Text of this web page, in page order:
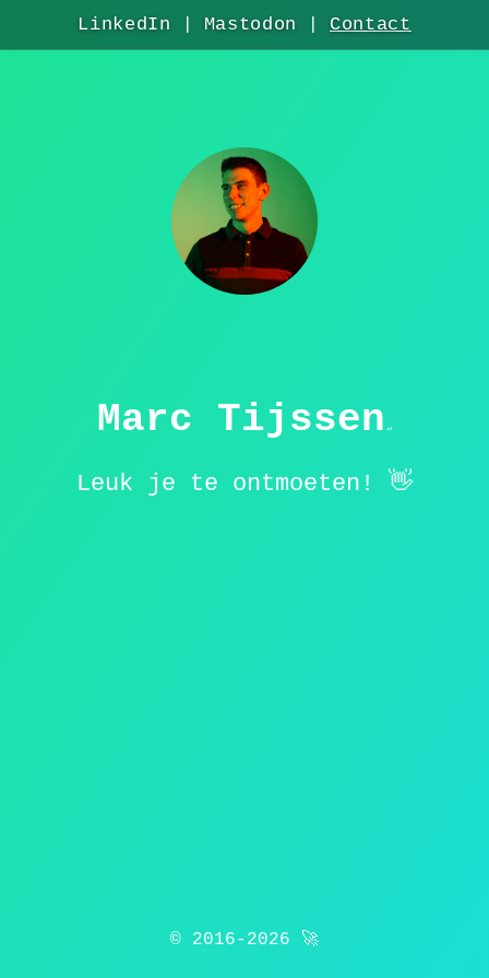
LinkedIn Mastodon Contact
Marc Tijssen .nl
Leuk je te ontmoeten! 👋
© 2016- 2026 🚀